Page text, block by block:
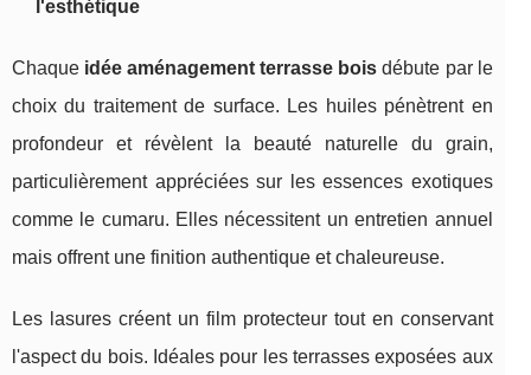
l'esthétique
Chaque idée aménagement terrasse bois débute par le
choix du traitement de surface. Les huiles pénètrent en
profondeur et révèlent la beauté naturelle du grain,
particulièrement appréciées sur les essences exotiques
comme le cumaru. Elles nécessitent un entretien annuel
mais offrent une finition authentique et chaleureuse.
Les lasures créent un film protecteur tout en conservant
l'aspect du bois. Idéales pour les terrasses exposées aux